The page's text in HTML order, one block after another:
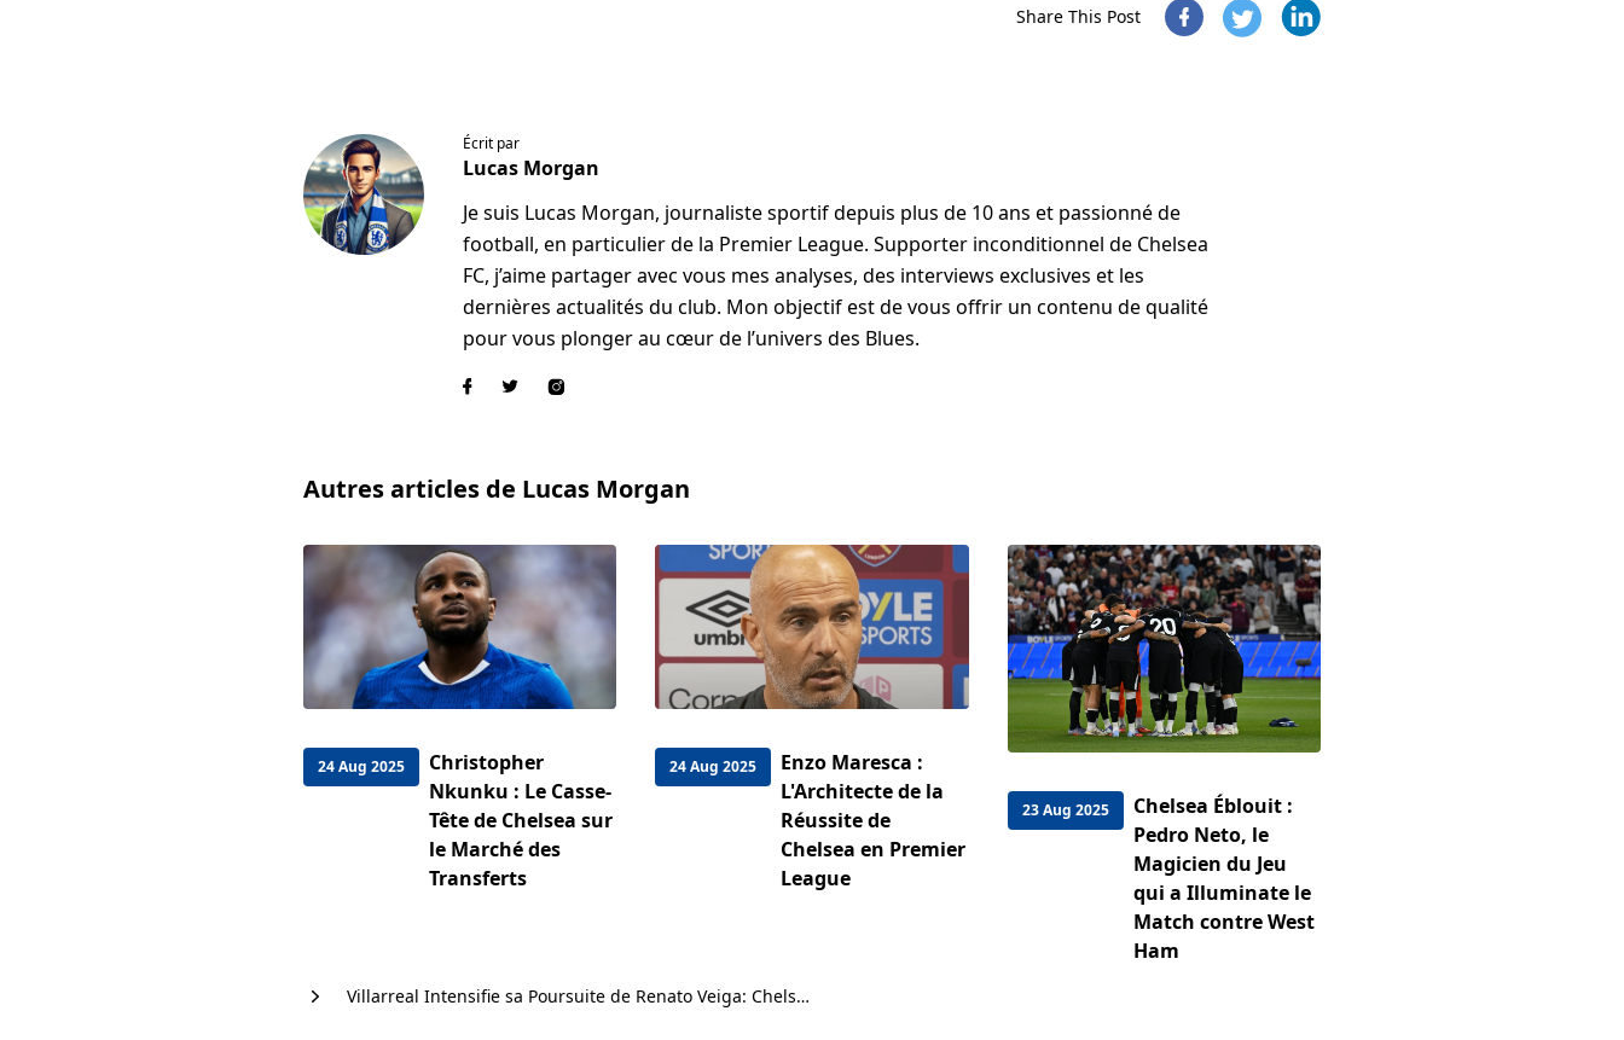
Share This Post
Écrit par
Lucas Morgan
Je suis Lucas Morgan, journaliste sportif depuis plus de 10 ans et passionné de
football, en particulier de la Premier League. Supporter inconditionnel de Chelsea
FC, j’aime partager avec vous mes analyses, des interviews exclusives et les
dernières actualités du club. Mon objectif est de vous offrir un contenu de qualité
pour vous plonger au cœur de l’univers des Blues.
Autres articles de Lucas Morgan
24 Aug 2025
Christopher
Nkunku : Le Casse-
Tête de Chelsea sur
le Marché des
Transferts
24 Aug 2025
Enzo Maresca :
L'Architecte de la
Réussite de
Chelsea en Premier
League
23 Aug 2025
Chelsea Éblouit :
Pedro Neto, le
Magicien du Jeu
qui a Illuminate le
Match contre West
Ham
Villarreal Intensifie sa Poursuite de Renato Veiga: Chelsea Reste Serein